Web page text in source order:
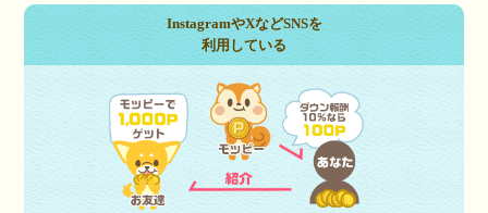
InstagramやXなどSNSを
利用している